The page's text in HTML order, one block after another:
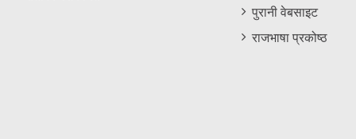
पुरानी वेबसाइट
राजभाषा प्रकोष्ठ